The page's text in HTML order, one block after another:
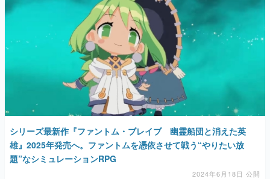
若ゲのいたり〜ゲームクリエイターの青春〜
『うつヌケ』『ペンと箸』等で知られるマンガ家・田中圭
一先生によるゲーム業界レポートマンガです。
なんでゲームは面白い？
ゲーム開発者・hamatsu氏がゲームの魅力を画面や操作の
具体的な形から解き明かしていく、硬派で骨太な評論連載
です。
ゲームが変えた日本語
の起源や用法の変遷を、コンピューター文化史研究家・タ
イニーP氏が徹底調査。
カテゴリ
シリーズ最新作『ファントム・ブレイブ 幽霊船団と消えた英
雄』2025年発売へ。ファントムを憑依させて戦う“やりたい放
題”なシミュレーションRPG
2024年6月18日 公開